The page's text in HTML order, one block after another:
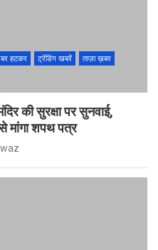
हटकर ट्रेंडिंग खबरें
ताज़ा ख़बर
की सुरक्षा पर सुनवाई,
से मांगा शपथ पत्र